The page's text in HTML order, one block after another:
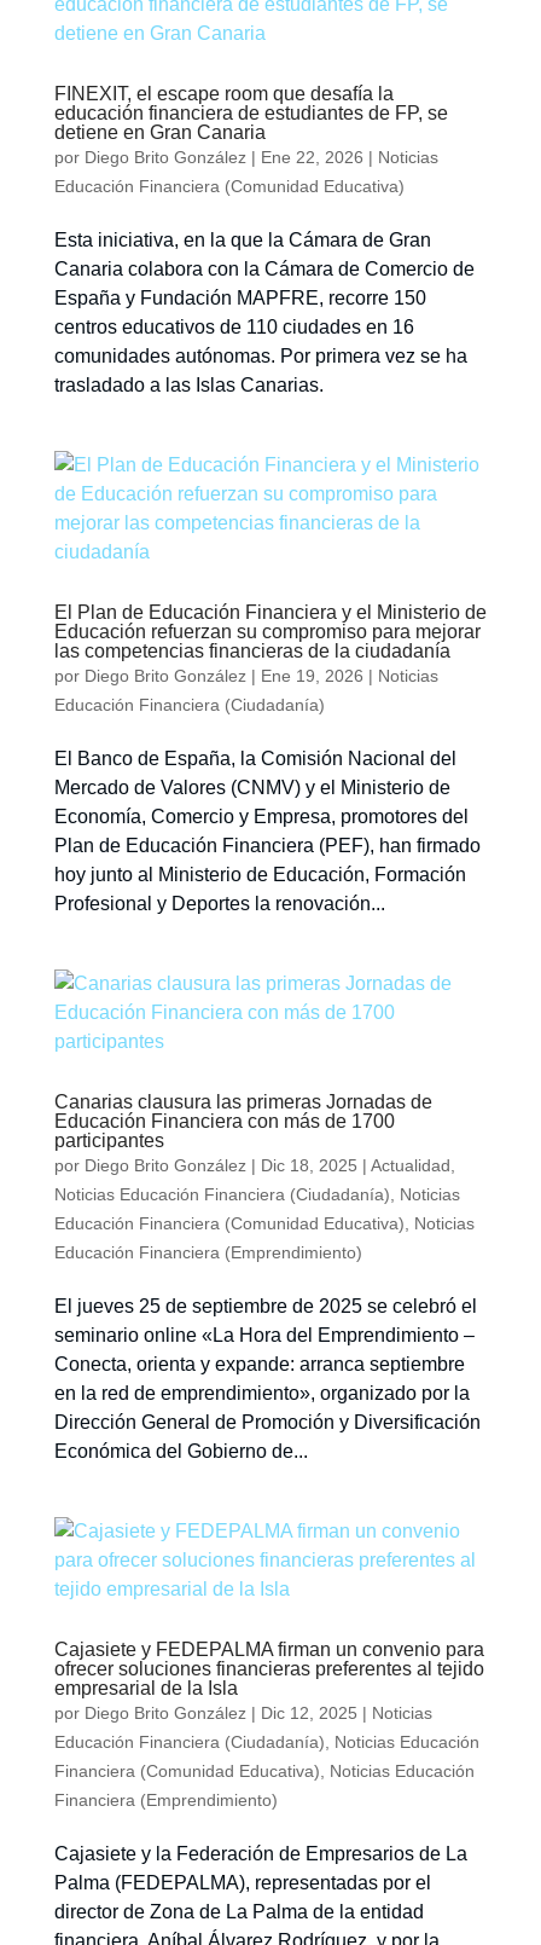
FINEXIT, el escape room que desafía la
educación financiera de estudiantes de FP, se
detiene en Gran Canaria
por Diego Brito González| Ene 22, 2026 | Noticias
Educación Financiera (Comunidad Educativa)
Esta iniciativa, en la que la Cámara de Gran
Canaria colabora con la Cámara de Comercio de
España y Fundación MAPFRE, recorre 150
centros educativos de 110 ciudades en 16
comunidades autónomas. Por primera vez se ha
trasladado a las Islas Canarias.
El Plan de Educación Financiera y el Ministerio de
Educación refuerzan su compromiso para mejorar
las competencias financieras de la ciudadanía
por Diego Brito González| Ene 19, 2026 | Noticias
Educación Financiera (Ciudadanía)
El Banco de España, la Comisión Nacional del
Mercado de Valores (CNMV) y el Ministerio de
Economía, Comercio y Empresa, promotores del
Plan de Educación Financiera (PEF), han firmado
hoy junto a​l Ministerio de Educación, Formación
Profesional y Deportes la renovación...
Canarias clausura las primeras Jornadas de
Educación Financiera con más de 1700
participantes
por Diego Brito González| Dic 18, 2025 | Actualidad
Noticias Educación Financiera (Ciudadanía)
Noticias
Educación Financiera (Comunidad Educativa)
Noticias
Educación Financiera (Emprendimiento)
El jueves 25 de septiembre de 2025 se celebró el
seminario online «La Hora del Emprendimiento –
Conecta, orienta y expande: arranca septiembre
en la red de emprendimiento», organizado por la
Dirección General de Promoción y Diversificación
Económica del Gobierno de...
Cajasiete y FEDEPALMA firman un convenio para
ofrecer soluciones financieras preferentes al tejido
empresarial de la Isla
por Diego Brito González| Dic 12, 2025 | Noticias
Educación Financiera (Ciudadanía)
Noticias Educación
Financiera (Comunidad Educativa)
Noticias Educación
Financiera (Emprendimiento)
Cajasiete y la Federación de Empresarios de La
Palma (FEDEPALMA), representadas por el
director de Zona de La Palma de la entidad
financiera, Aníbal Álvarez Rodríguez, y por la